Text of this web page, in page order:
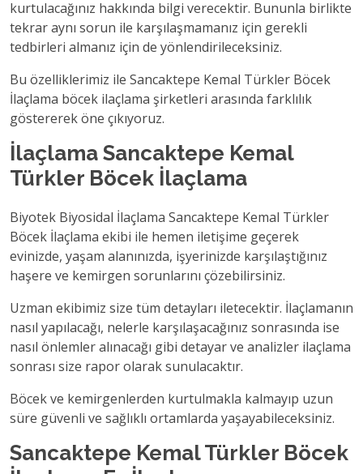
kurtulacağınız hakkında bilgi verecektir. Bununla birlikte
tekrar aynı sorun ile karşılaşmamanız için gerekli
tedbirleri almanız için de yönlendirileceksiniz.
Bu özelliklerimiz ile Sancaktepe Kemal Türkler Böcek
İlaçlama böcek ilaçlama şirketleri arasında farklılık
göstererek öne çıkıyoruz.
İlaçlama Sancaktepe Kemal
Türkler Böcek İlaçlama
Biyotek Biyosidal İlaçlama Sancaktepe Kemal Türkler
Böcek İlaçlama ekibi ile hemen iletişime geçerek
evinizde, yaşam alanınızda, işyerinizde karşılaştığınız
haşere ve kemirgen sorunlarını çözebilirsiniz.
Uzman ekibimiz size tüm detayları iletecektir. İlaçlamanın
nasıl yapılacağı, nelerle karşılaşacağınız sonrasında ise
nasıl önlemler alınacağı gibi detayar ve analizler ilaçlama
sonrası size rapor olarak sunulacaktır.
Böcek ve kemirgenlerden kurtulmakla kalmayıp uzun
süre güvenli ve sağlıklı ortamlarda yaşayabileceksiniz.
Sancaktepe Kemal Türkler Böcek